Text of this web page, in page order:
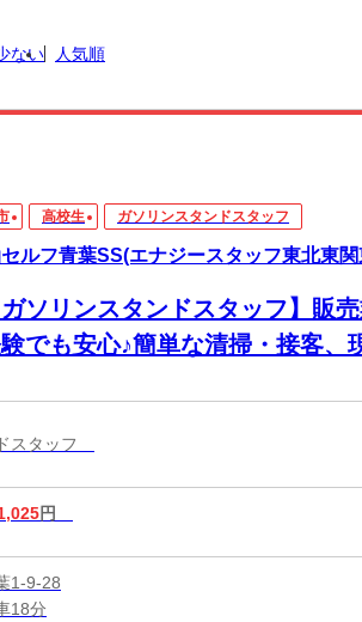
ない 人気順
高校生 ガソリンスタンドスタッフ
ルフ青葉SS(エナジースタッフ東北東
ガソリンスタンドスタッフ】販
でも安心♪簡単な清掃・接客、
スタッフ
円
1-9-28
18分